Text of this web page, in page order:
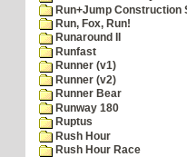
Run+Jump Construction
Run, Fox, Run!
Runaround II
Runfast
Runner (v1)
Runner (v2)
Runner Bear
Runway 180
Ruptus
Rush Hour
Rush Hour Race